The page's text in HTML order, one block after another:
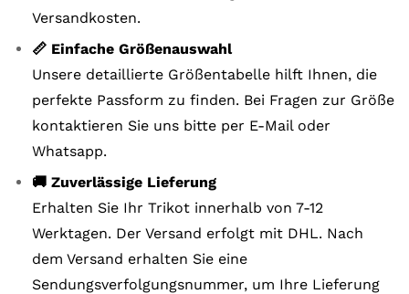
Versandkosten.
📏 Einfache Größenauswahl
Unsere detaillierte Größentabelle hilft Ihnen, die
perfekte Passform zu finden. Bei Fragen zur Größe
kontaktieren Sie uns bitte per E-Mail oder
Whatsapp.
🚚 Zuverlässige Lieferung
Erhalten Sie Ihr Trikot innerhalb von 7-12
Werktagen. Der Versand erfolgt mit DHL. Nach
dem Versand erhalten Sie eine
Sendungsverfolgungsnummer, um Ihre Lieferung